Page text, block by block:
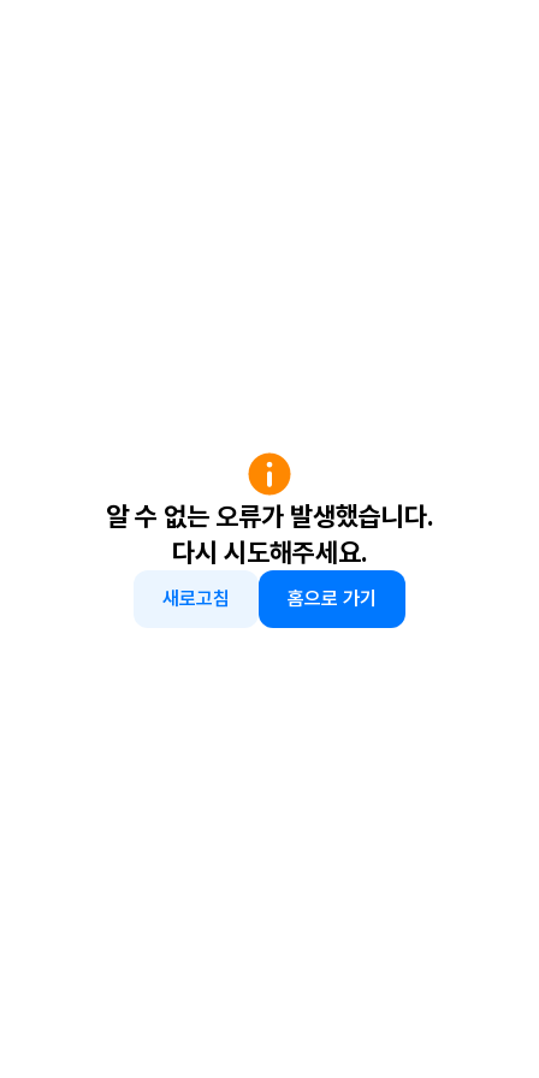
알 수 없는 오류가 발생했습니다.
다시 시도해주세요.
새로고침 홈으로 가기